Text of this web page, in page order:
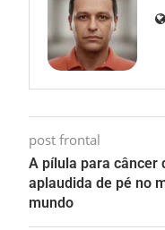
post frontal
A pílula para câncer
aplaudida de pé no
mundo